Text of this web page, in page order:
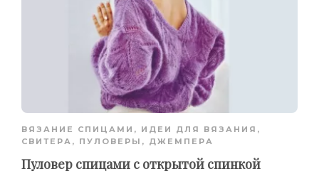
ВЯЗАНИЕ СПИЦАМИ , ИДЕИ ДЛЯ ВЯЗАНИЯ ,
СВИТЕРА, ПУЛОВЕРЫ, ДЖЕМПЕРА
Пуловер спицами с открытой спинкой